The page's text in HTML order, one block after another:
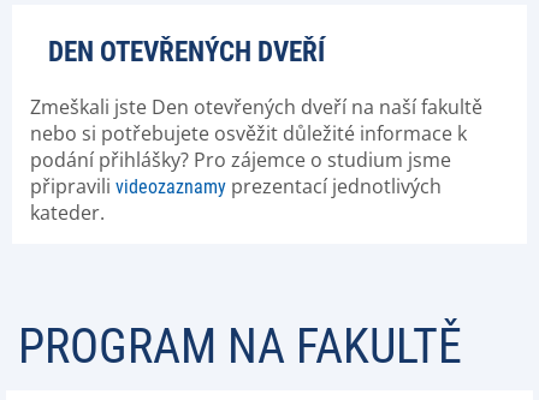
DEN OTEVŘENÝCH DVEŘÍ
Zmeškali jste Den otevřených dveří na naší fakultě
nebo si potřebujete osvěžit důležité informace k
podání přihlášky? Pro zájemce o studium jsme
připravili videozaznamy prezentací jednotlivých
kateder.
PROGRAM NA FAKULTĚ